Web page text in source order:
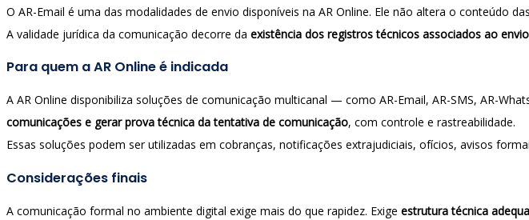
O AR-Email é uma das modalidades de envio disponíveis na AR Online. Ele não altera o conteúdo
A validade jurídica da comunicação decorre da existência dos registros técnicos associados ao envio
Para quem a AR Online é indicada
A AR Online disponibiliza soluções de comunicação multicanal — como AR-Email, AR-SMS, AR-
comunicações e gerar prova técnica da tentativa de comunicação, com controle e rastreabilidade.
Essas soluções podem ser utilizadas em cobranças, notificações extrajudiciais, ofícios, avisos
Considerações finais
A comunicação formal no ambiente digital exige mais do que rapidez. Exige estrutura técnica